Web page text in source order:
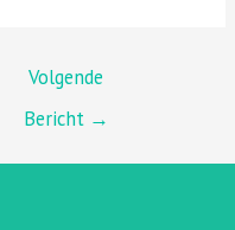
Volgende
Bericht →